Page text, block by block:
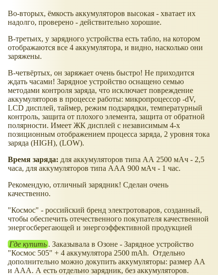
Во-вторых, ёмкость аккумуляторов высокая - хватает их
надолго, проверено - действительно хорошие.
В-третьих, у зарядного устройства есть табло, на котором
отображаются все 4 аккумулятора, и видно, насколько они
заряжены.
В-четвёртых, он заряжает очень быстро! Не приходится
ждать часами! Зарядное устройство оснащено семью
методами контроля заряда, что исключает повреждение
аккумуляторов в процессе работы: микропроцессор -dV,
LCD дисплей, таймер, режим подзарядки, температурный
контроль, защита от плохого элемента, защита от обратной
полярности. Имеет ЖК дисплей с независимым 4-х
позиционным отображением процесса заряда, 2 уровня тока
заряда (HIGH), (LOW).
Время заряда: для аккумуляторов типа АА 2500 мАч - 2,5
часа, для аккумуляторов типа ААА 900 мАч - 1 час.
Рекомендую, отличный зарядник! Сделан очень
качественно.
"Космос" - российский бренд электротоваров, созданный,
чтобы обеспечить отечественного покупателя качественной
энергосберегающей и энергоэффективной продукцией
Где купить . Заказывала в Озоне - Зарядное устройство
"Космос 505" + 4 аккумулятора 2500 mAh. Отдельно
дополнительно можно докупить аккумуляторы: размер АА
и ААА. А есть отдельно зарядник, без аккумуляторов.